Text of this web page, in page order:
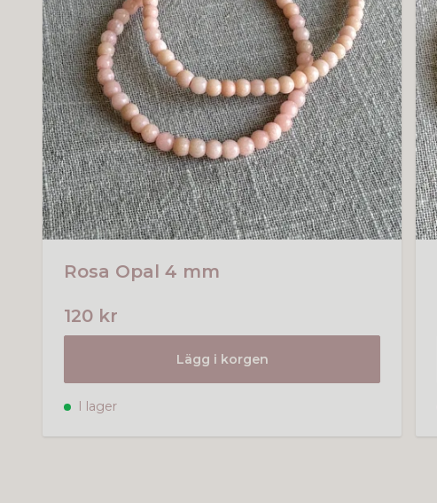
Rosa Opal 4 mm
120 kr
Lägg i korgen
I lager